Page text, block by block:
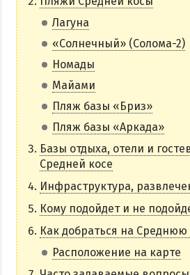
ПЕСКИ
СЛОБОДКА
ЧАСТНЫЙ СЕКТОР
НОВОПЕТРОВКА
ЛЕЧЕНИЕ И БАЛЬНЕОТЕРАПИЯ
Грязи, лиманы и соленые озера
Санатории
История курорта
ПИТАНИЕ
Лагуна
«Солнечный» (Солома-2)
Номады
Майами
Пляж базы «Бриз»
Пляж базы «Аркада»
Базы отдыха, отели и
Средней косе
Инфраструктура,
Кому подойдет и не
Как добраться на Среднюю
Расположение на карте